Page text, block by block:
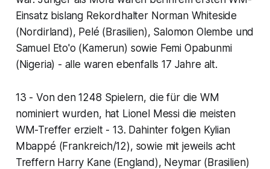
Einsatz bislang Rekordhalter Norman Whiteside
(Nordirland), Pelé (Brasilien), Salomon Olembe und
Samuel Eto'o (Kamerun) sowie Femi Opabunmi
(Nigeria) - alle waren ebenfalls 17 Jahre alt.
13 - Von den 1248 Spielern, die für die WM
nominiert wurden, hat Lionel Messi die meisten
WM-Treffer erzielt - 13. Dahinter folgen Kylian
Mbappé (Frankreich/12), sowie mit jeweils acht
Treffern Harry Kane (England), Neymar (Brasilien)